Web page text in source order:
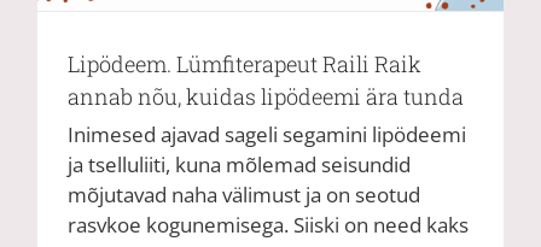
Lipödeem. Lümfiterapeut Raili Raik
annab nõu, kuidas lipödeemi ära tunda
Inimesed ajavad sageli segamini lipödeemi
ja tselluliiti, kuna mõlemad seisundid
mõjutavad naha välimust ja on seotud
rasvkoe kogunemisega. Siiski on need kaks